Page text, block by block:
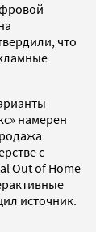
что
намерен
с
Out of Home
источник.